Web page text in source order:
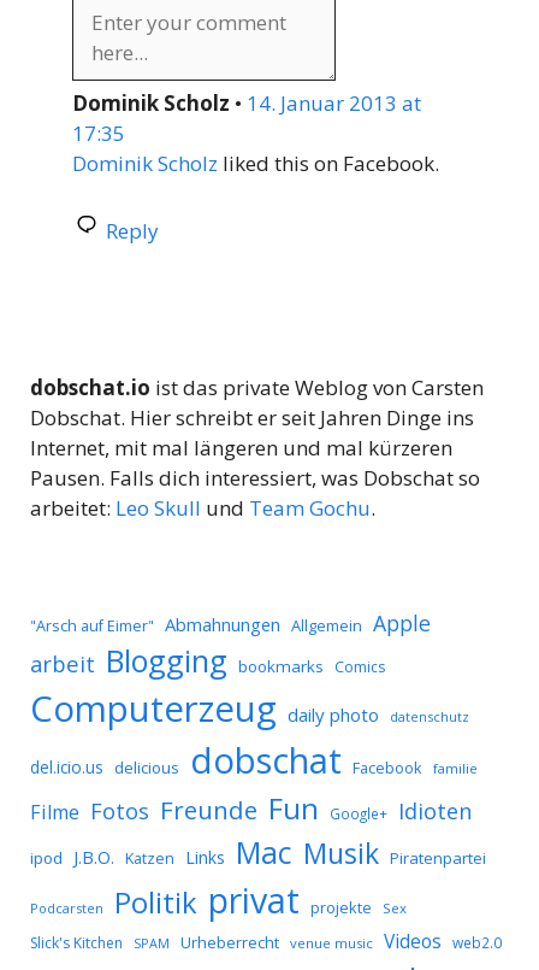
Dominik Scholz • 14. Januar 2013 at
17:35
Dominik Scholz liked this on Facebook.
Reply
dobschat.io ist das private Weblog von Carsten
Dobschat. Hier schreibt er seit Jahren Dinge ins
Internet, mit mal längeren und mal kürzeren
Pausen. Falls dich interessiert, was Dobschat so
arbeitet: Leo Skull und Team Gochu.
"Arsch auf Eimer" Abmahnungen Allgemein Apple
arbeit Blogging bookmarks Comics
Computerzeug daily photo datenschutz
del.icio.us delicious dobschat Facebook familie
Filme Fotos Freunde Fun Google+ Idioten
ipod J.B.O. Katzen Links Mac Musik Piratenpartei
Podcarsten Politik privat projekte Sex
Slick's Kitchen SPAM Urheberrecht venue music Videos web2.0